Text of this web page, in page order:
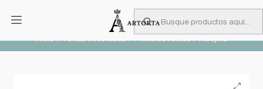
PIDA CON MUCHA ANTICIPACIÓN
Inicio Tortas decoradas Primeros Añitos Abejita